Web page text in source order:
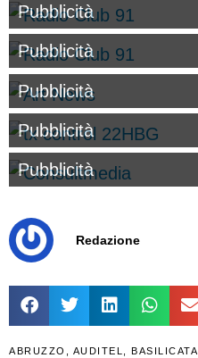
Pubblicità
Pubblicità
Pubblicità
Pubblicità
Pubblicità
Redazione
ABRUZZO AUDITEL BASILICATA